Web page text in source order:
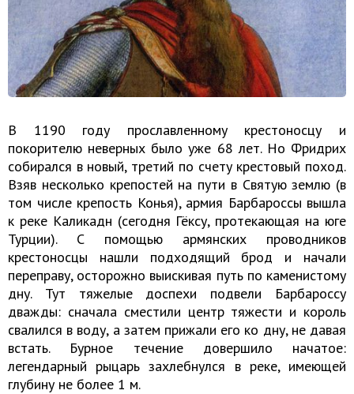
В 1190 году прославленному крестоносцу и
покорителю неверных было уже 68 лет. Но Фридрих
собирался в новый, третий по счету крестовый поход.
Взяв несколько крепостей на пути в Святую землю (в
том числе крепость Конья), армия Барбароссы вышла
к реке Каликадн (сегодня Гёксу, протекающая на юге
Турции). С помощью армянских проводников
крестоносцы нашли подходящий брод и начали
переправу, осторожно выискивая путь по каменистому
дну. Тут тяжелые доспехи подвели Барбароссу
дважды: сначала сместили центр тяжести и король
свалился в воду, а затем прижали его ко дну, не давая
встать. Бурное течение довершило начатое:
легендарный рыцарь захлебнулся в реке, имеющей
глубину не более 1 м.